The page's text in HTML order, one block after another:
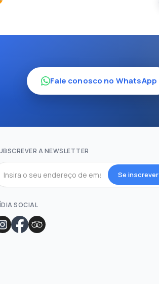
Fale conosco no WhatsApp
A NEWSLETTER
Se inscrever
SOCIAL